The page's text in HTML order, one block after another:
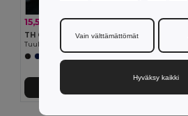
15,52 € 23,09 € -33%
TH Clothes 30301
Tuulitakki (Unisex)
Vain välttämättömät
Hyväksy kaikki